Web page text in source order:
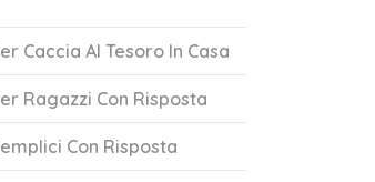
Caccia Al Tesoro In Casa
Ragazzi Con Risposta
Con Risposta